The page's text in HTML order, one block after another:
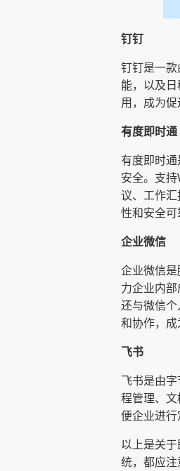
钉钉
钉钉是一
能，以及
用，成为促
有度即时通
有度即时
安全。支
议、工作
性和安全可
企业微信
企业微信
力企业内
还与微信
和协作，成
飞书
飞书是由
程管理、
便企业进行
以上是关
统，都应注